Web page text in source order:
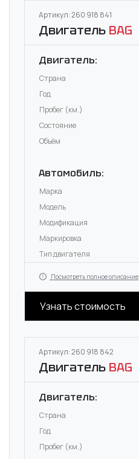
Артикул: 260 918 841
Двигатель BAG
Двигатель:
Страна
Год
Пробег (км.)
Состояние
Объём
Автомобиль:
Марка
Модель
Модификация
Маркировка
Тип двигателя
Посмотреть полное описание
Узнать стоимость
Артикул: 260 918 842
Двигатель BAG
Двигатель:
Страна
Год
Пробег (км.)